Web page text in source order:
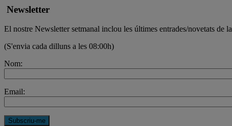
Newsletter
El nostre Newsletter setmanal inclou les últimes entrades/novetats de
(S'envia cada dilluns a les 08:00h)
Nom:
Email: